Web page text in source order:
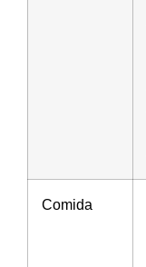
Comida